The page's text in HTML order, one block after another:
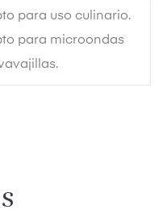
para uso culinario.
para microondas